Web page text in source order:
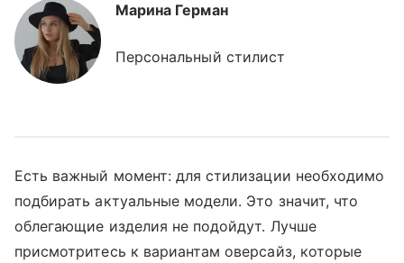
Марина Герман
Персональный стилист
Есть важный момент: для стилизации необходимо
подбирать актуальные модели. Это значит, что
облегающие изделия не подойдут. Лучше
присмотритесь к вариантам оверсайз, которые